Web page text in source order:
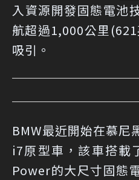
入資源開發固態電池
航超過1,000公里
吸引。
BMW最近開始在慕尼
i7原型車，該車搭載
Power的大尺寸固態